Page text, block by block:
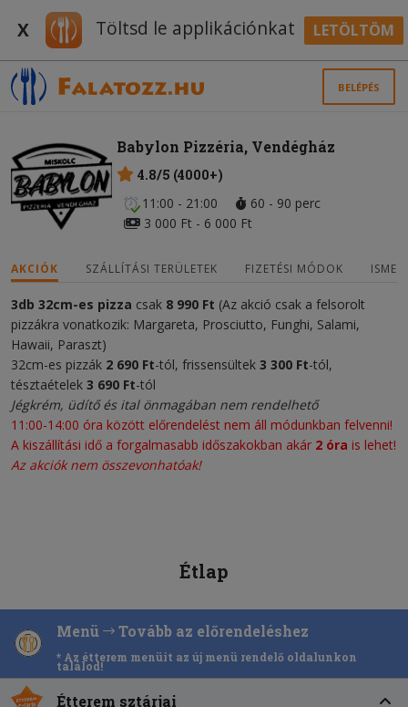
X Töltsd le applikációnkat LETÖLTÖM
BELÉPÉS
Babylon Pizzéria, Vendégház
4.8/5 (4000+)
11:00 - 21:00
60 - 90 perc
3 000 Ft - 6 000 Ft
AKCIÓK SZÁLLÍTÁSI TERÜLETEK FIZETÉSI MÓDOK
3db 32cm-es pizza csak 8 990 Ft (Az akció csak a felsorolt
pizzákra vonatkozik: Margareta, Prosciutto, Funghi, Salami,
Hawaii, Paraszt)
32cm-es pizzák 2 690 Ft-tól, frissensültek 3 300 Ft-tól,
tésztaételek 3 690 Ft-tól
Jégkrém, üdítő és ital önmagában nem rendelhető
11:00-14:00 óra között előrendelést nem áll módunkban felvenni!
A kiszállítási idő a forgalmasabb időszakokban akár 2 óra is lehet!
Az akciók nem összevonhatóak!
Étlap
Menü Tovább az előrendeléshez
* Az étterem menüit az új menü rendelő oldalunkon
találod!
Étterem sztárjai